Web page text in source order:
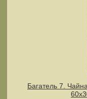
Багатель 7.